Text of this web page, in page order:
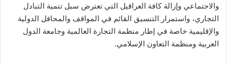
والاجتماعي وإزالة كافة العراقيل التي تعترض سبل تنمية التبادل
التجاري، واستمرار التنسيق القائم في المواقف والمحافل الدولية
والإقليمية خاصة في إطار منظمة التجارة العالمية وجامعة الدول
العربية ومنظمة التعاون الإسلامي.